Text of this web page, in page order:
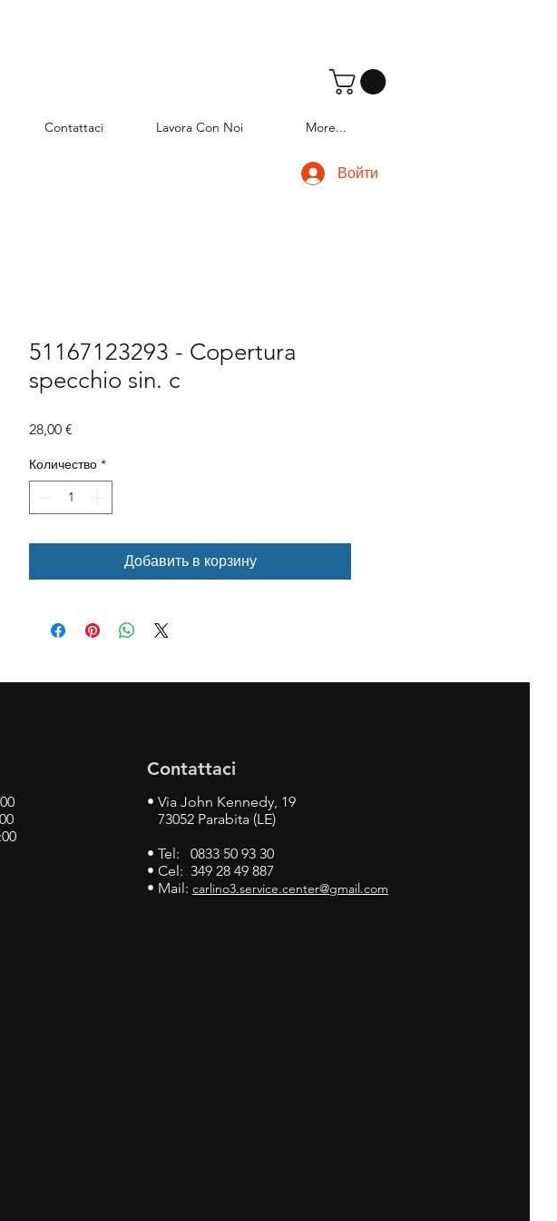
Contattaci Lavora Con Noi More...
Войти
51167123293 - Copertura
specchio sin. c
28,00 €
Количество *
Добавить в корзину
Contattaci
• Via John Kennedy, 19
73052 Parabita (LE)
• Tel: 0833 50 93 30
• Cel: 349 28 49 887
• Mail: carlino3.service.center@gmail.com